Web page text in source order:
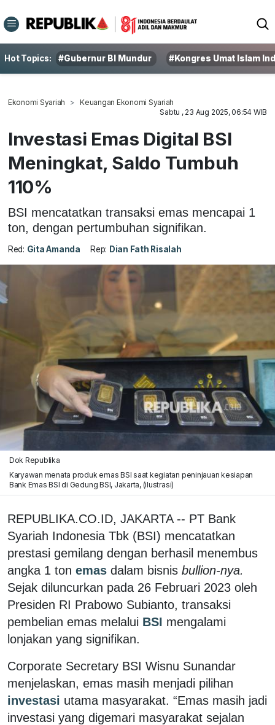
Hot Topics: #Gubernur BI Mundur #Kongres Umat Islam
Ekonomi Syariah
Keuangan Ekonomi Syariah
Sabtu , 23 Aug 2025, 06:54 WIB
Investasi Emas Digital BSI
Meningkat, Saldo Tumbuh
110%
BSI mencatatkan transaksi emas mencapai 1
ton, dengan pertumbuhan signifikan.
Red: Gita Amanda Rep: Dian Fath Risalah
Dok Republika
Karyawan menata produk emas BSI saat kegiatan peninjauan kesiapan
Bank Emas BSI di Gedung BSI, Jakarta, (ilustrasi)
REPUBLIKA.CO.ID, JAKARTA -- PT Bank
Syariah Indonesia Tbk (BSI) mencatatkan
prestasi gemilang dengan berhasil menembus
angka 1 ton emas dalam bisnis bullion-nya.
Sejak diluncurkan pada 26 Februari 2023 oleh
Presiden RI Prabowo Subianto, transaksi
pembelian emas melalui BSI mengalami
lonjakan yang signifikan.
Corporate Secretary BSI Wisnu Sunandar
menjelaskan, emas masih menjadi pilihan
investasi utama masyarakat. “Emas masih jadi
investasi yang digemari masyarakat sejalan